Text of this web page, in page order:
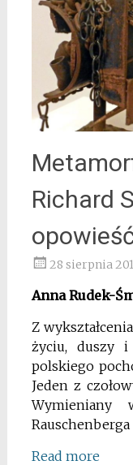
Richard
28 sierpnia
Anna Rudek-
Z
życiu, duszy i
polskiego
Jeden z
Wymieniany
Rauschenberga
Read more